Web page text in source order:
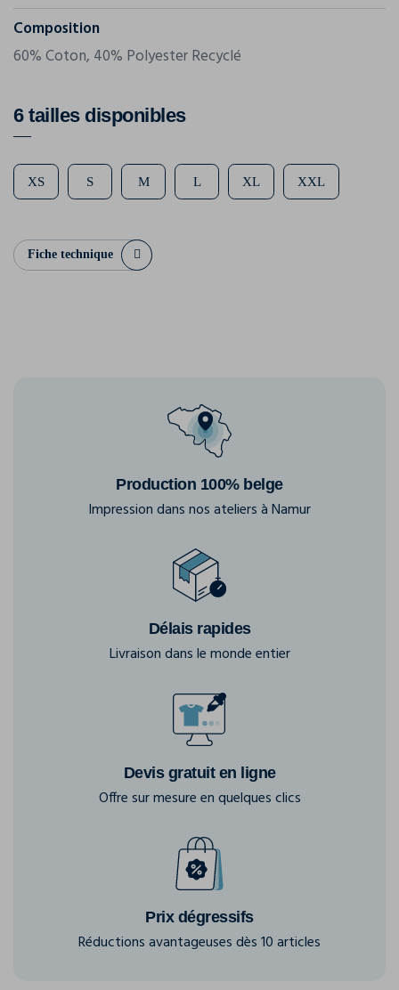
Composition
60% Coton, 40% Polyester Recyclé
6 tailles disponibles
XS S M L XL XXL
Fiche technique
Production 100% belge
Impression dans nos ateliers à Namur
Délais rapides
Livraison dans le monde entier
Devis gratuit en ligne
Offre sur mesure en quelques clics
Prix dégressifs
Réductions avantageuses dès 10 articles